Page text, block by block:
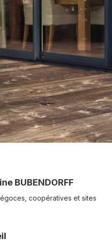
chantier et
BUBENDORFF
coopératives et sites